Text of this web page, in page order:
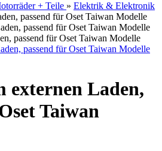
+ Teile » Elektrik & Elektronik
passend für Oset Taiwan Modelle
passend für Oset Taiwan Modelle
externen Laden,
Taiwan